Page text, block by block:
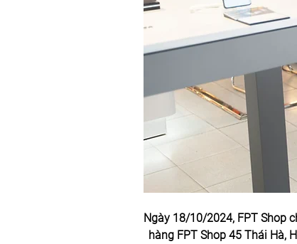
Ngày 18/10/2024, FPT Shop
hàng FPT Shop 45 Thái Hà,